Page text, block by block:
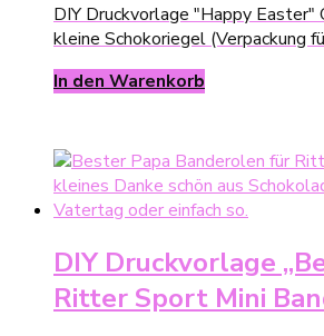
DIY Druckvorlage "Happy
kleine Schokoriegel (Verpackung
In den Warenkorb
DIY Druckvorlage
Ritter Sport Mini